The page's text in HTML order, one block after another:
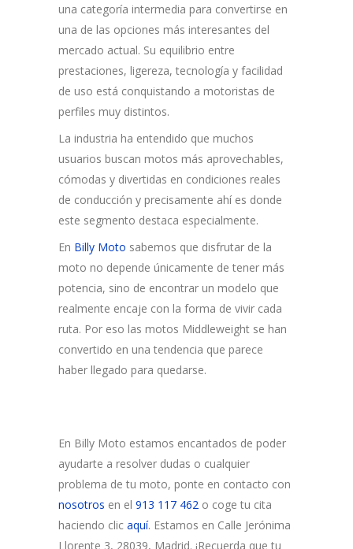
una categoría intermedia para convertirse en
una de las opciones más interesantes del
mercado actual. Su equilibrio entre
prestaciones, ligereza, tecnología y facilidad
de uso está conquistando a motoristas de
perfiles muy distintos.
La industria ha entendido que muchos
usuarios buscan motos más aprovechables,
cómodas y divertidas en condiciones reales
de conducción y precisamente ahí es donde
este segmento destaca especialmente.
En Billy Moto sabemos que disfrutar de la
moto no depende únicamente de tener más
potencia, sino de encontrar un modelo que
realmente encaje con la forma de vivir cada
ruta. Por eso las motos Middleweight se han
convertido en una tendencia que parece
haber llegado para quedarse.
En Billy Moto estamos encantados de poder
ayudarte a resolver dudas o cualquier
problema de tu moto, ponte en contacto con
nosotros en el 913 117 462 o coge tu cita
haciendo clic aquí. Estamos en Calle Jerónima
Llorente 3, 28039, Madrid. ¡Recuerda que tu